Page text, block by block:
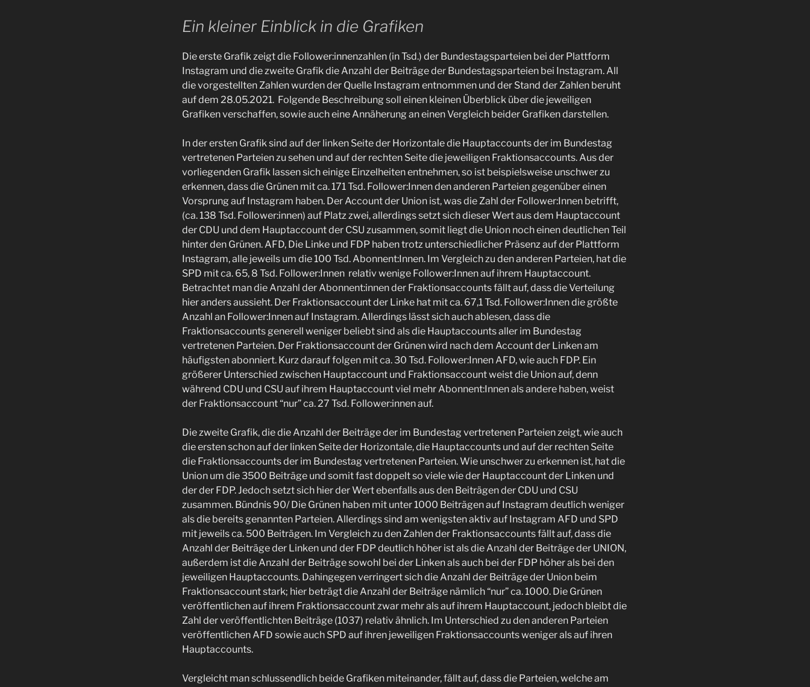
Ein kleiner Einblick in die Grafiken
Die erste Grafik zeigt die Follower:innenzahlen (in Tsd.) der Bundestagsparteien bei der Plattform
Instagram und die zweite Grafik die Anzahl der Beiträge der Bundestagsparteien bei Instagram. All
die vorgestellten Zahlen wurden der Quelle Instagram entnommen und der Stand der Zahlen beruht
auf dem 28.05.2021. Folgende Beschreibung soll einen kleinen Überblick über die jeweiligen
Grafiken verschaffen, sowie auch eine Annäherung an einen Vergleich beider Grafiken darstellen.
In der ersten Grafik sind auf der linken Seite der Horizontale die Hauptaccounts der im Bundestag
vertretenen Parteien zu sehen und auf der rechten Seite die jeweiligen Fraktionsaccounts. Aus der
vorliegenden Grafik lassen sich einige Einzelheiten entnehmen, so ist beispielsweise unschwer zu
erkennen, dass die Grünen mit ca. 171 Tsd. Follower:Innen den anderen Parteien gegenüber einen
Vorsprung auf Instagram haben. Der Account der Union ist, was die Zahl der Follower:Innen betrifft,
(ca. 138 Tsd. Follower:innen) auf Platz zwei, allerdings setzt sich dieser Wert aus dem Hauptaccount
der CDU und dem Hauptaccount der CSU zusammen, somit liegt die Union noch einen deutlichen Teil
hinter den Grünen. AFD, Die Linke und FDP haben trotz unterschiedlicher Präsenz auf der Plattform
Instagram, alle jeweils um die 100 Tsd. Abonnent:Innen. Im Vergleich zu den anderen Parteien, hat die
SPD mit ca. 65, 8 Tsd. Follower:Innen relativ wenige Follower:Innen auf ihrem Hauptaccount.
Betrachtet man die Anzahl der Abonnent:innen der Fraktionsaccounts fällt auf, dass die Verteilung
hier anders aussieht. Der Fraktionsaccount der Linke hat mit ca. 67,1 Tsd. Follower:Innen die größte
Anzahl an Follower:Innen auf Instagram. Allerdings lässt sich auch ablesen, dass die
Fraktionsaccounts generell weniger beliebt sind als die Hauptaccounts aller im Bundestag
vertretenen Parteien. Der Fraktionsaccount der Grünen wird nach dem Account der Linken am
häufigsten abonniert. Kurz darauf folgen mit ca. 30 Tsd. Follower:Innen AFD, wie auch FDP. Ein
größerer Unterschied zwischen Hauptaccount und Fraktionsaccount weist die Union auf, denn
während CDU und CSU auf ihrem Hauptaccount viel mehr Abonnent:Innen als andere haben, weist
der Fraktionsaccount “nur” ca. 27 Tsd. Follower:innen auf.
Die zweite Grafik, die die Anzahl der Beiträge der im Bundestag vertretenen Parteien zeigt, wie auch
die ersten schon auf der linken Seite der Horizontale, die Hauptaccounts und auf der rechten Seite
die Fraktionsaccounts der im Bundestag vertretenen Parteien. Wie unschwer zu erkennen ist, hat die
Union um die 3500 Beiträge und somit fast doppelt so viele wie der Hauptaccount der Linken und
der der FDP. Jedoch setzt sich hier der Wert ebenfalls aus den Beiträgen der CDU und CSU
zusammen. Bündnis 90/ Die Grünen haben mit unter 1000 Beiträgen auf Instagram deutlich weniger
als die bereits genannten Parteien. Allerdings sind am wenigsten aktiv auf Instagram AFD und SPD
mit jeweils ca. 500 Beiträgen. Im Vergleich zu den Zahlen der Fraktionsaccounts fällt auf, dass die
Anzahl der Beiträge der Linken und der FDP deutlich höher ist als die Anzahl der Beiträge der UNION,
außerdem ist die Anzahl der Beiträge sowohl bei der Linken als auch bei der FDP höher als bei den
jeweiligen Hauptaccounts. Dahingegen verringert sich die Anzahl der Beiträge der Union beim
Fraktionsaccount stark; hier beträgt die Anzahl der Beiträge nämlich “nur” ca. 1000. Die Grünen
veröffentlichen auf ihrem Fraktionsaccount zwar mehr als auf ihrem Hauptaccount, jedoch bleibt die
Zahl der veröffentlichten Beiträge (1037) relativ ähnlich. Im Unterschied zu den anderen Parteien
veröffentlichen AFD sowie auch SPD auf ihren jeweiligen Fraktionsaccounts weniger als auf ihren
Hauptaccounts.
Vergleicht man schlussendlich beide Grafiken miteinander, fällt auf, dass die Parteien, welche am